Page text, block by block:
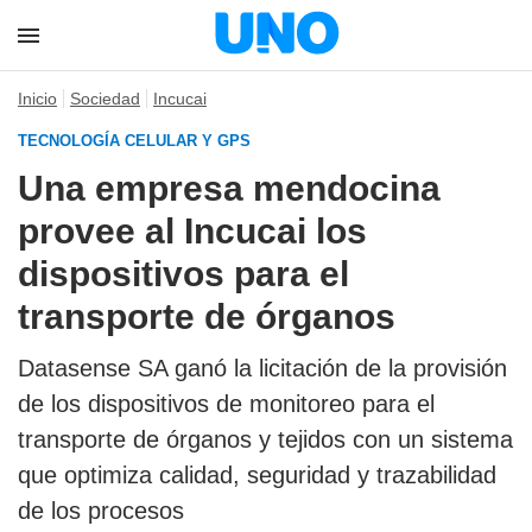
Inicio Sociedad Incucai
TECNOLOGÍA CELULAR Y GPS
Una empresa mendocina
provee al Incucai los
dispositivos para el
transporte de órganos
Datasense SA ganó la licitación de la provisión
de los dispositivos de monitoreo para el
transporte de órganos y tejidos con un sistema
que optimiza calidad, seguridad y trazabilidad
de los procesos